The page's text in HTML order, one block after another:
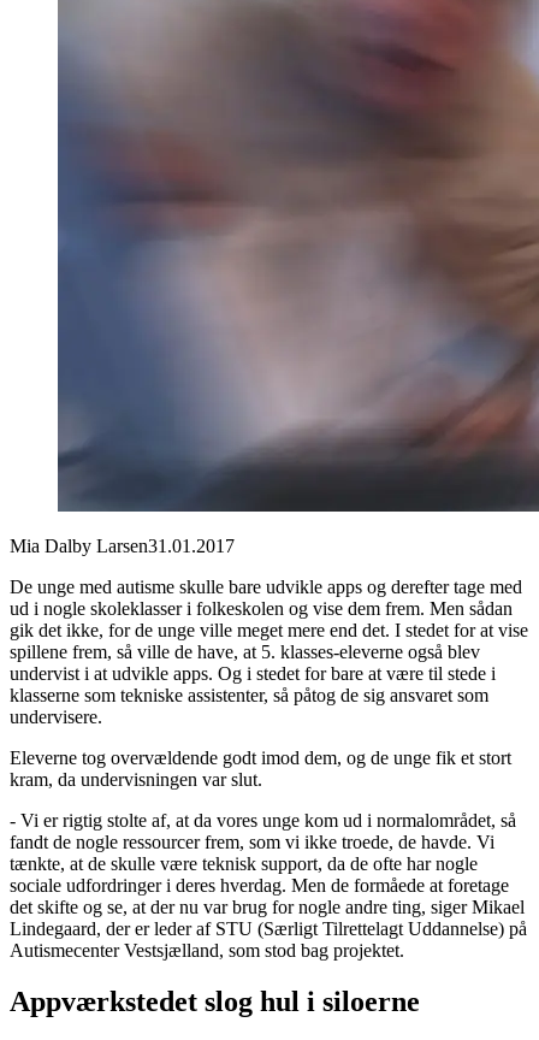
Mia Dalby Larsen31.01.2017
De unge med autisme skulle bare udvikle apps og derefter tage med
ud i nogle skoleklasser i folkeskolen og vise dem frem. Men sådan
gik det ikke, for de unge ville meget mere end det. I stedet for at vise
spillene frem, så ville de have, at 5. klasses-eleverne også blev
undervist i at udvikle apps. Og i stedet for bare at være til stede i
klasserne som tekniske assistenter, så påtog de sig ansvaret som
undervisere.
Eleverne tog overvældende godt imod dem, og de unge fik et stort
kram, da undervisningen var slut.
- Vi er rigtig stolte af, at da vores unge kom ud i normalområdet, så
fandt de nogle ressourcer frem, som vi ikke troede, de havde. Vi
tænkte, at de skulle være teknisk support, da de ofte har nogle
sociale udfordringer i deres hverdag. Men de formåede at foretage
det skifte og se, at der nu var brug for nogle andre ting, siger Mikael
Lindegaard, der er leder af STU (Særligt Tilrettelagt Uddannelse) på
Autismecenter Vestsjælland, som stod bag projektet.
Appværkstedet slog hul i siloerne